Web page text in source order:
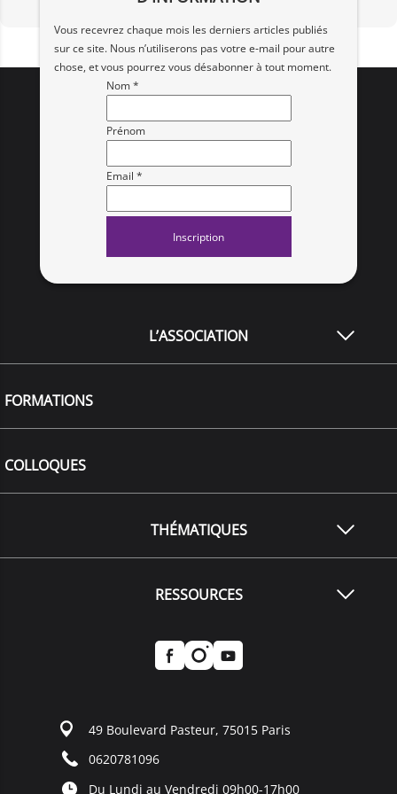
Vous recevrez chaque mois les derniers articles publiés
sur ce site. Nous n’utiliserons pas votre e‑mail pour autre
chose, et vous pourrez vous désabonner à tout moment.
Nom *
Prénom
Email *
L’ASSOCIATION
FORMATIONS
COLLOQUES
THÉMATIQUES
RESSOURCES
49 Boulevard Pasteur, 75015 Paris
0620781096
Du Lundi au Vendredi 09h00-17h00